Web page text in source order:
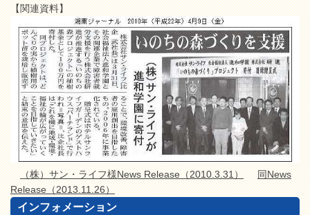
【関連資料】
（株）サン・ライフ様News Release（2010.3.31）
同News
Release（2013.11.26）
インフォメーション